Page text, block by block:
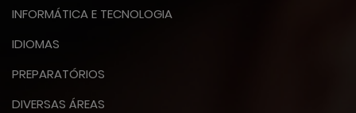
INFORMÁTICA E TECNOLOGIA
IDIOMAS
PREPARATÓRIOS
DIVERSAS ÁREAS